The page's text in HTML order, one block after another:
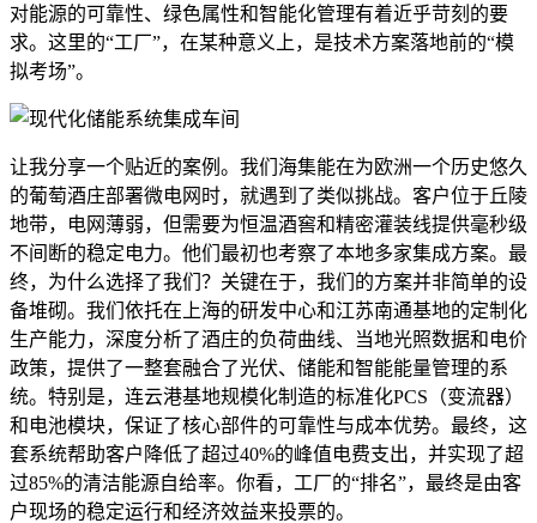
对能源的可靠性、绿色属性和智能化管理有着近乎苛刻的要
求。这里的“工厂”，在某种意义上，是技术方案落地前的“模
拟考场”。
让我分享一个贴近的案例。我们海集能在为欧洲一个历史悠久
的葡萄酒庄部署微电网时，就遇到了类似挑战。客户位于丘陵
地带，电网薄弱，但需要为恒温酒窖和精密灌装线提供毫秒级
不间断的稳定电力。他们最初也考察了本地多家集成方案。最
终，为什么选择了我们？关键在于，我们的方案并非简单的设
备堆砌。我们依托在上海的研发中心和江苏南通基地的定制化
生产能力，深度分析了酒庄的负荷曲线、当地光照数据和电价
政策，提供了一整套融合了光伏、储能和智能能量管理的系
统。特别是，连云港基地规模化制造的标准化PCS（变流器）
和电池模块，保证了核心部件的可靠性与成本优势。最终，这
套系统帮助客户降低了超过40%的峰值电费支出，并实现了超
过85%的清洁能源自给率。你看，工厂的“排名”，最终是由客
户现场的稳定运行和经济效益来投票的。